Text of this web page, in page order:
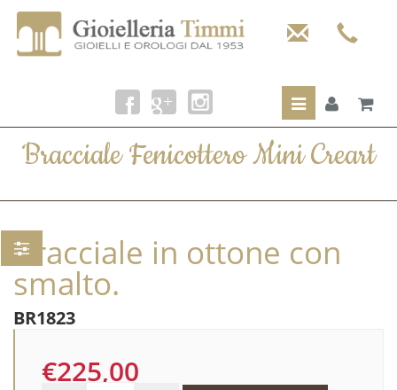
Toggle
navigation
Bracciale Fenicottero Mini Creart
Bracciale in ottone con
smalto.
BR1823
€225,00